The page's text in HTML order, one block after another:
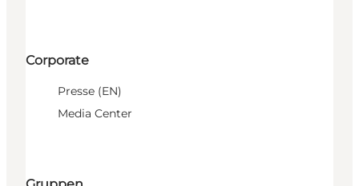
Corporate
Presse (EN)
Media Center